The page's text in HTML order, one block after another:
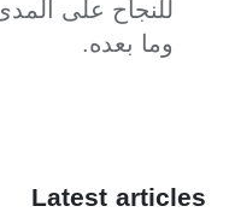
وما بعده.
Latest articles